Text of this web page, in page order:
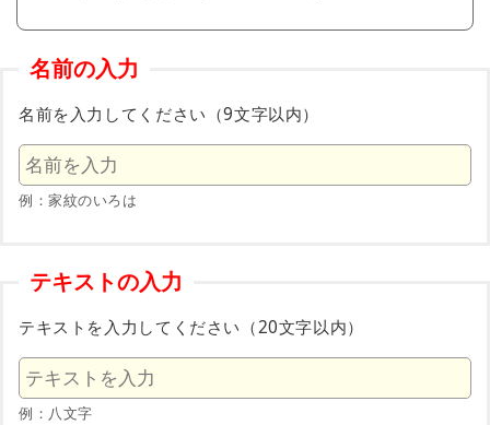
名前の入力
名前を入力してください（9文字以内）
例：家紋のいろは
テキストの入力
テキストを入力してください（20文字以内）
例：八文字